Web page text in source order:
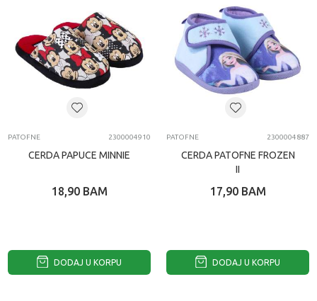
PATOFNE 2300004910
CERDA PAPUCE MINNIE
18,90 BAM
DODAJ U KORPU
PATOFNE 2300004887
CERDA PATOFNE FROZEN
II
17,90 BAM
DODAJ U KORPU